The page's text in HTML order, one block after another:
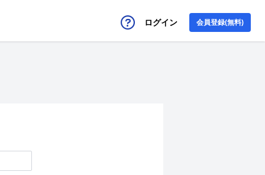
ログイン 会員登録(無料)